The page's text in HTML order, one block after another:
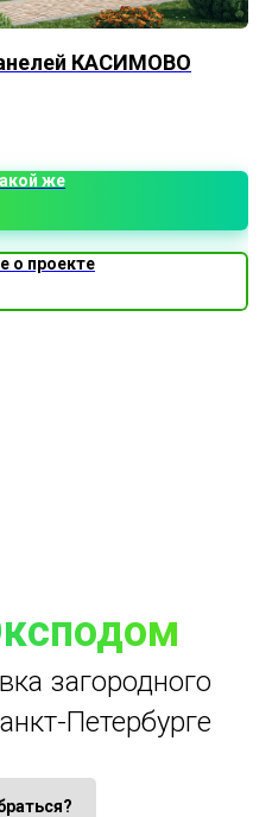
КАСИМОВО
же
о проекте
загородного
Петербурге